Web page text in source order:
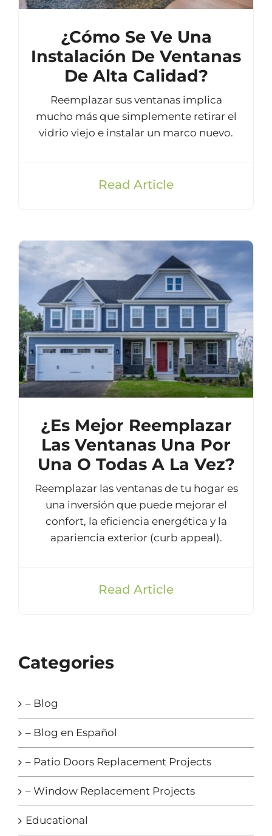
¿Cómo Se Ve Una
Instalación De Ventanas
De Alta Calidad?
Reemplazar sus ventanas implica
mucho más que simplemente retirar el
vidrio viejo e instalar un marco nuevo.
Read Article
¿Es Mejor Reemplazar
Las Ventanas Una Por
Una O Todas A La Vez?
Reemplazar las ventanas de tu hogar es
una inversión que puede mejorar el
confort, la eficiencia energética y la
apariencia exterior (curb appeal).
Read Article
Categories
– Blog
– Blog en Español
– Patio Doors Replacement Projects
– Window Replacement Projects
Educational